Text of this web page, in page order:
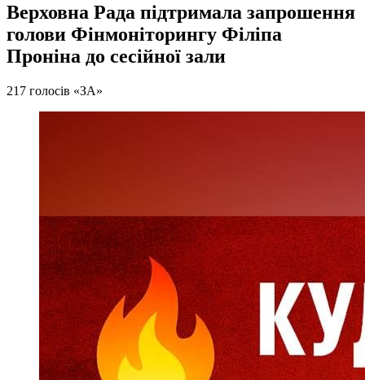
Верховна Рада підтримала запрошення
голови Фінмоніторингу Філіпа
Проніна до сесійної зали
217 голосів «ЗА»